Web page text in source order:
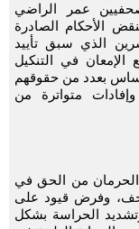
عمر الراضي
الأحكام الصادرة
الذي سبق تأييد
في حقه أيضا سنة 2021، مع الإمعان في التنكيل
بعدد من حقوقهم
متواترة من
الحرمان من الحق في
وفرض قيود على
الحراسة بشكل